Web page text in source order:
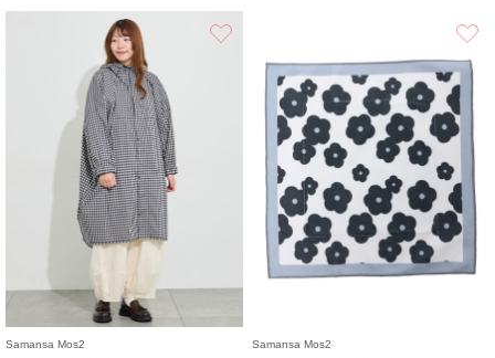
Samansa Mos2 Samansa Mos2